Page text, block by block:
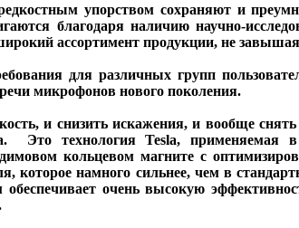
упорством сохраняют и
благодаря наличию научно-
ассортимент продукции, не
для различных групп
микрофонов нового поколения.
и снизить искажения, и вообще снять
Это технология Tesla, применяемая
кольцевом магните с
которое намного сильнее, чем в
очень высокую